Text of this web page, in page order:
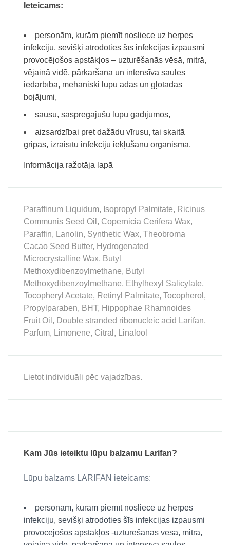
Ieteicams:
personām, kurām piemīt nosliece uz herpes
infekciju, sevišķi atrodoties šīs infekcijas izpausmi
provocējošos apstākļos – uzturēšanās vēsā, mitrā,
vējainā vidē, pārkaršana un intensīva saules
iedarbība, mehāniski lūpu ādas un gļotādas
bojājumi,
sausu, sasprēgājušu lūpu gadījumos,
aizsardzībai pret dažādu vīrusu, tai skaitā
gripas, izraisītu infekciju iekļūšanu organismā.
Informācija ražotāja lapā
Paraffinum Liquidum, Isopropyl Palmitate, Ricinus
Communis Seed Oil, Copernicia Cerifera Wax,
Paraffin, Lanolin, Synthetic Wax, Theobroma
Cacao Seed Butter, Hydrogenated
Microcrystalline Wax, Butyl
Methoxydibenzoylmethane, Butyl
Methoxydibenzoylmethane, Ethylhexyl Salicylate,
Tocopheryl Acetate, Retinyl Palmitate, Tocopherol,
Propylparaben, BHT, Hippophae Rhamnoides
Fruit Oil, Double stranded ribonucleic acid Larifan,
Parfum, Limonene, Citral, Linalool
Lietot individuāli pēc vajadzības.
Kam Jūs ieteiktu lūpu balzamu Larifan?
Lūpu balzams LARIFAN ieteicams:
personām, kurām piemīt nosliece uz herpes
infekciju, sevišķi atrodoties šīs infekcijas izpausmi
provocējošos apstākļos -uzturēšanās vēsā, mitrā,